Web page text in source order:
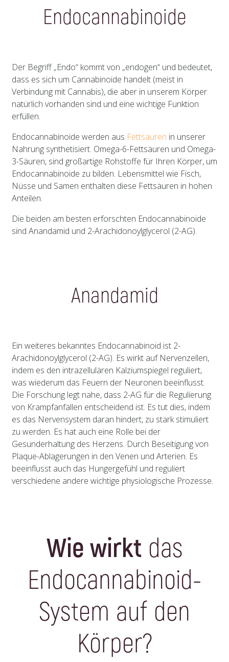
Endocannabinoide
Der Begriff „Endo“ kommt von „endogen“ und bedeutet,
dass es sich um Cannabinoide handelt (meist in
Verbindung mit Cannabis), die aber in unserem Körper
natürlich vorhanden sind und eine wichtige Funktion
erfüllen.
Endocannabinoide werden aus Fettsäuren in unserer
Nahrung synthetisiert. Omega-6-Fettsäuren und Omega-
3-Säuren, sind großartige Rohstoffe für Ihren Körper, um
Endocannabinoide zu bilden. Lebensmittel wie Fisch,
Nüsse und Samen enthalten diese Fettsäuren in hohen
Anteilen.
Die beiden am besten erforschten Endocannabinoide
sind Anandamid und 2-Arachidonoylglycerol (2-AG).
Anandamid
Ein weiteres bekanntes Endocannabinoid ist 2-
Arachidonoylglycerol (2-AG). Es wirkt auf Nervenzellen,
indem es den intrazellulären Kalziumspiegel reguliert,
was wiederum das Feuern der Neuronen beeinflusst.
Die Forschung legt nahe, dass 2-AG für die Regulierung
von Krampfanfällen entscheidend ist. Es tut dies, indem
es das Nervensystem daran hindert, zu stark stimuliert
zu werden. Es hat auch eine Rolle bei der
Gesunderhaltung des Herzens. Durch Beseitigung von
Plaque-Ablagerungen in den Venen und Arterien. Es
beeinflusst auch das Hungergefühl und reguliert
verschiedene andere wichtige physiologische Prozesse.
Wie wirktdas
Endocannabinoid-
System auf den
Körper?